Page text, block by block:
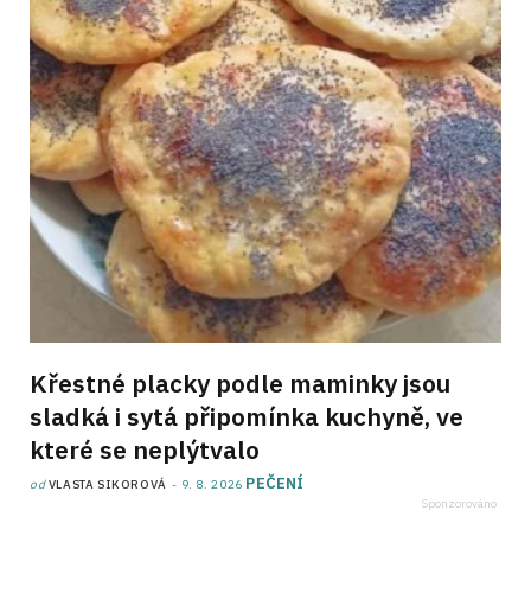
Křestné placky podle maminky jsou
sladká i sytá připomínka kuchyně, ve
které se neplýtvalo
odVLASTA SIKOROVÁ 9. 8. 2026 PEČENÍ